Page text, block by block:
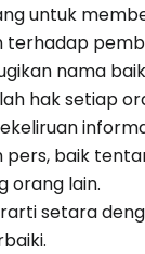
untuk
terhadap
nama
hak setiap
baik
orang lain.
setara